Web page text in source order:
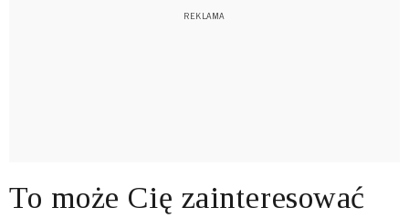
To może Cię zainteresować